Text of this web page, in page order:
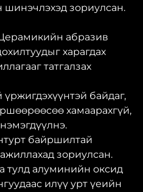
зориулсан.
абразив
харагдах
татгалзах
байдаг,
хамаарахгүй,
байршилтай
зориулсан.
тулд алуминийн оксид
илүү урт үеийн